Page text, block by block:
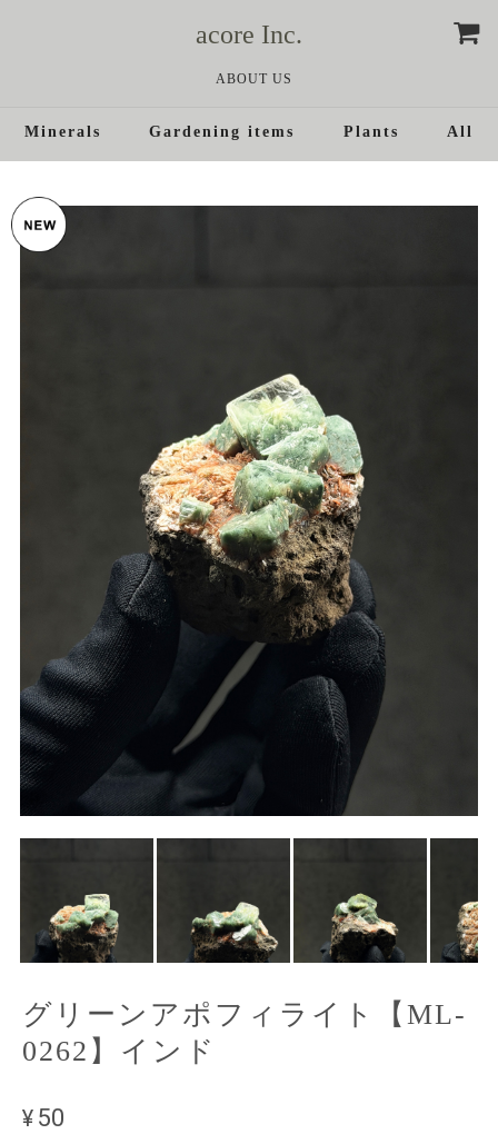
acore Inc.
ABOUT US
Minerals Gardening items Plants All
グリーンアポフィライト【ML-
0262】インド
¥50